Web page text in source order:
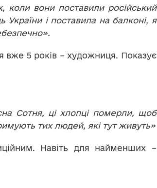
вони поставили російський
і поставила на балконі, я
вже 5 років – художниця. Показує
Сотня, ці хлопці померли, щоб
тих людей, які тут живуть»
Навіть для найменших –